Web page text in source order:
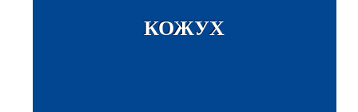
КОЖУХ